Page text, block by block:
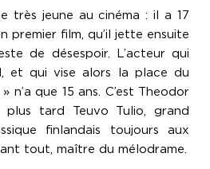
très jeune au cinéma : il a 17
premier film, qu’il jette ensuite
de désespoir. L’acteur qui
et qui vise alors la place du
n’a que 15 ans. C’est Theodor
plus tard Teuvo Tulio, grand
finlandais toujours aux
tout, maître du mélodrame.